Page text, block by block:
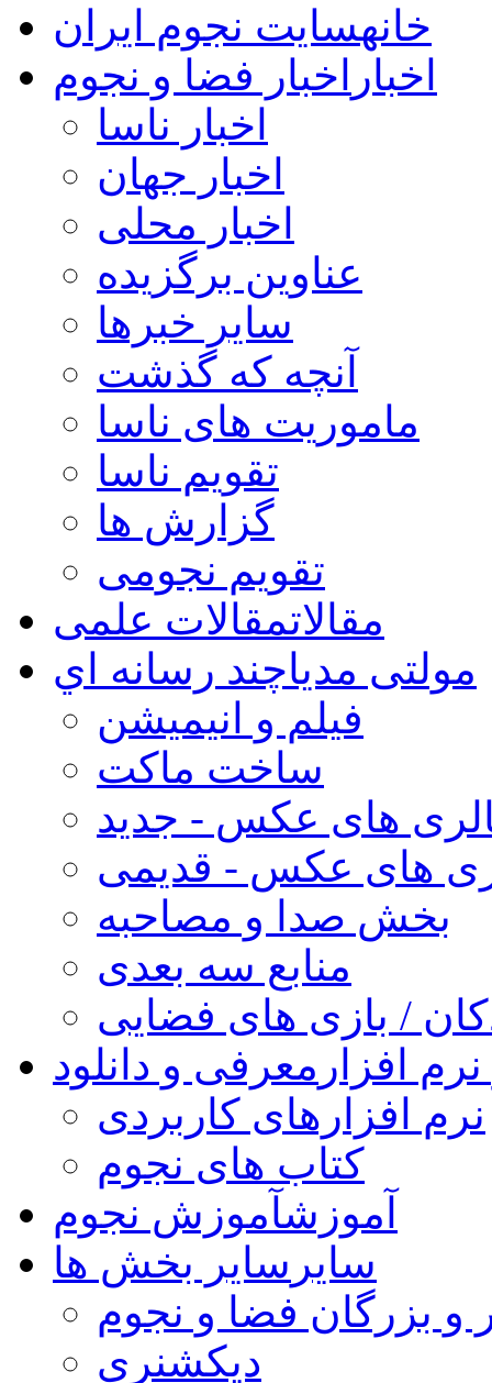
خانهسایت نجوم ایران
اخبار اخبار فضا و نجوم
اخبار ناسا
اخبار جهان
اخبار محلی
عناوین برگزیده
سایر خبرها
آنچه که گذشت
ماموریت های ناسا
تقویم ناسا
گزارش ها
تقویم نجومی
مقالاتمقالات علمی
مولتی مدیاچند رسانه اي
فیلم و انیمیشن
ساخت ماکت
های عکس - جدید
های عکس - قدیمی
بخش صدا و مصاحبه
منابع سه بعدی
/ بازی های فضایی
افزار معرفی و دانلود
نرم افزارهای کاربردی
کتاب های نجوم
آموزشآموزش نجوم
سایر سایر بخش ها
و بزرگان فضا و نجوم
دیکشنری